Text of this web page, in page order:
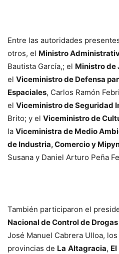
Entre las autoridades
otros, el Ministro
Bautista García,; el Ministro de
el Viceministro de Defensa
Espaciales, Carlos Ramón
el Viceministro de Seguridad
Brito; y el Viceministro de
la Viceministra de Medio
de Industria, Comercio y
Susana y Daniel Arturo Peña
También participaron el
Nacional de Control de Drogas
José Manuel Cabrera Ulloa, los
provincias de La Altagracia, El